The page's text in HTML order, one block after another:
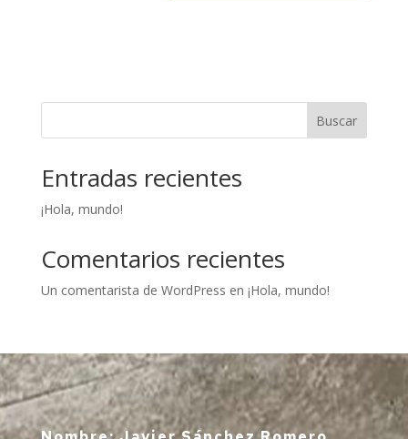
Buscar
Entradas recientes
¡Hola, mundo!
Comentarios recientes
Un comentarista de WordPress en ¡Hola, mundo!